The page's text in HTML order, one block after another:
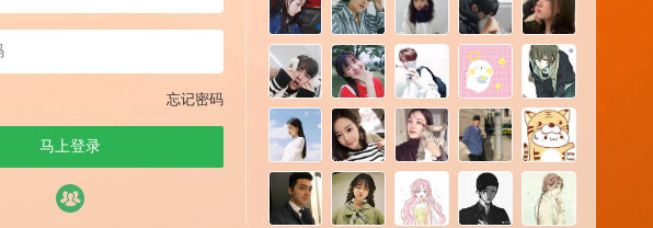
忘记密码
马上登录